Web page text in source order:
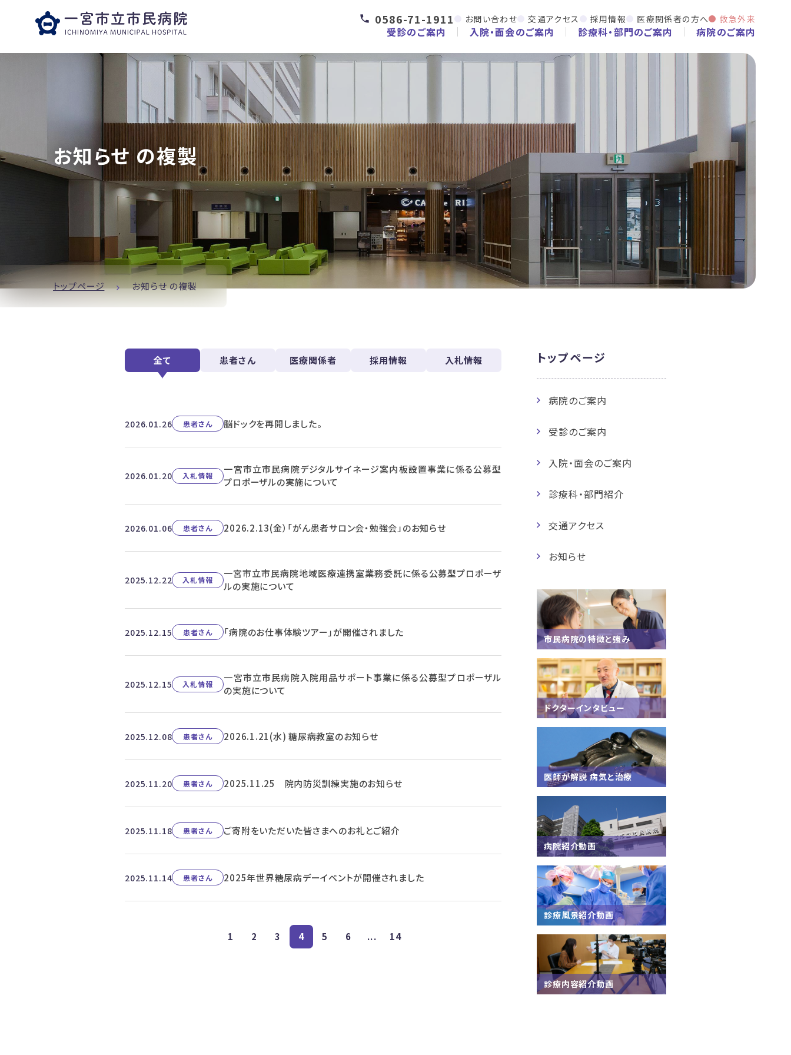
0586-71-1911 お問い合わせ 交通アクセス 採用情報 医療関係者の方へ 救急外来
受診のご案内 入院・面会のご案内 診療科・部門のご案内 病院のご案内
お知らせ の複製
トップページ お知らせ の複製
全て 患者さん 医療関係者 採用情報 入札情報
2026.01.26 患者さん 脳ドックを再開しました。
2026.01.20 入札情報
一宮市立市民病院デジタルサイネージ案内板設置事業に係る公募型
プロポーザルの実施について
2026.01.06 患者さん 2026.2.13(金）「がん患者サロン会・勉強会」のお知らせ
2025.12.22 入札情報
一宮市立市民病院地域医療連携室業務委託に係る公募型プロポーザ
ルの実施について
2025.12.15 患者さん 「病院のお仕事体験ツアー」が開催されました
2025.12.15 入札情報
一宮市立市民病院入院用品サポート事業に係る公募型プロポーザル
の実施について
2025.12.08 患者さん 2026.1.21(水) 糖尿病教室のお知らせ
2025.11.20 患者さん 2025.11.25 院内防災訓練実施のお知らせ
2025.11.18 患者さん ご寄附をいただいた皆さまへのお礼とご紹介
2025.11.14 患者さん 2025年世界糖尿病デーイベントが開催されました
1 2 3 4 5 6 ... 14
トップページ
病院のご案内
受診のご案内
入院・面会のご案内
診療科・部門紹介
交通アクセス
お知らせ
市民病院の特徴と強み
ドクターインタビュー
医師が解説 病気と治療
病院紹介動画
診療風景紹介動画
診療内容紹介動画